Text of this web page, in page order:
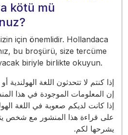
kötü mü
için önemlidir. Hollandaca
bu broşürü, size tercüme
biriyle birlikte okuyun.
إذا كنتم لا تتحدثون اللغة
إن المعلومات الموجودة في هذا
إذا كانت لديكم صعوبة في اللغة
على قراءة هذا المنشور مع شخص
يشرحها لكم.